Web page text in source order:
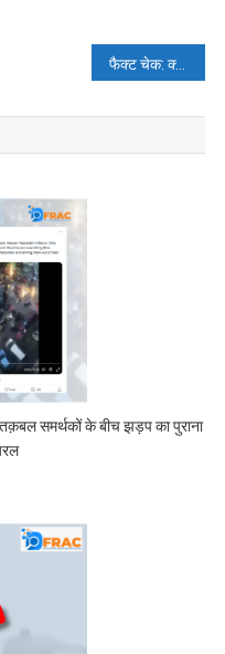
फैक्ट चेक: क्या लोकप्रिय श्रीलंकाई गायक को भारत के सांस्कृतिक राजदूत के रूप में नियुक्त किया गया है?
समर्थकों के बीच झड़प का पुराना